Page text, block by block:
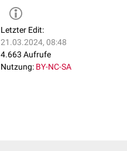
Letzter Edit:
21.03.2024, 08:48
4.663 Aufrufe
Nutzung: BY-NC-SA